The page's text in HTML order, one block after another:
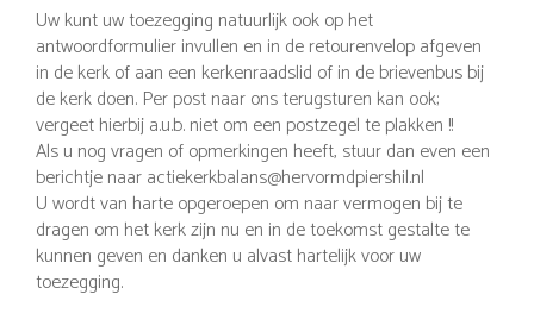
Uw kunt uw toezegging natuurlijk ook op het
antwoordformulier invullen en in de retourenvelop afgeven
in de kerk of aan een kerkenraadslid of in de brievenbus bij
de kerk doen. Per post naar ons terugsturen kan ook;
vergeet hierbij a.u.b. niet om een postzegel te plakken !!
Als u nog vragen of opmerkingen heeft, stuur dan even een
berichtje naar actiekerkbalans@hervormdpiershil.nl
U wordt van harte opgeroepen om naar vermogen bij te
dragen om het kerk zijn nu en in de toekomst gestalte te
kunnen geven en danken u alvast hartelijk voor uw
toezegging.